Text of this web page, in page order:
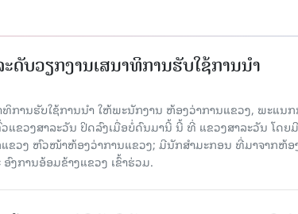
ດັບວຽກງານເສນາທິການຮັບໃຊ້ການນໍາ
ການຮັບໃຊ້ການນໍາ ໃຫ້ພະນັກງານ ຫ້ອງວ່າການແຂວງ, ພະແນ
ແຂວງສາລະວັນ ປິດລົງເມື່ອ​ບໍ່​ດົນ​ມາ​ນີ້ ນີ້ ທີ່ ແຂວງສາລະວັນ ໂດຍ​
ຂວງ ຫົວໜ້າຫ້ອງວ່າການແຂວງ; ມີນັກສຳມະກອນ ທີ່ມາຈາກຫ້ອ
ງການອ້ອມຂ້າງແຂວງ ເຂົ້າຮ່ວມ.